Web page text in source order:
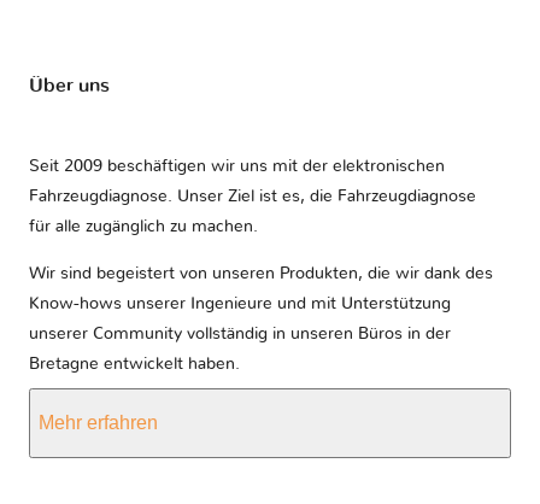
Über uns
Seit 2009 beschäftigen wir uns mit der elektronischen
Fahrzeugdiagnose. Unser Ziel ist es, die Fahrzeugdiagnose
für alle zugänglich zu machen.
Wir sind begeistert von unseren Produkten, die wir dank des
Know-hows unserer Ingenieure und mit Unterstützung
unserer Community vollständig in unseren Büros in der
Bretagne entwickelt haben.
Mehr erfahren